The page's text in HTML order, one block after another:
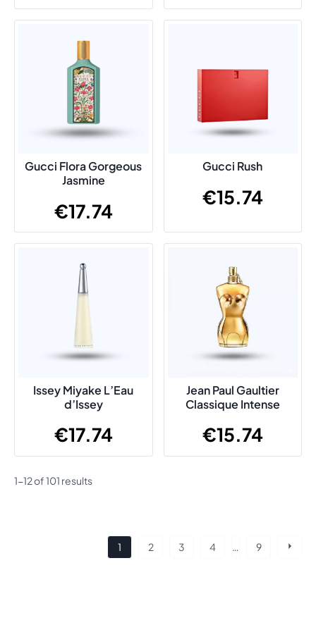
Gucci Flora Gorgeous
Jasmine
€17.74
Gucci Rush
€15.74
Issey Miyake L’Eau
d’Issey
€17.74
Jean Paul Gaultier
Classique Intense
€15.74
1-12 of 101 results
Posts
1 2 3 4 … 9